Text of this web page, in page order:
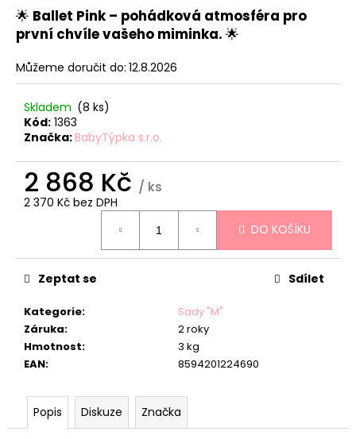
🌟 Ballet Pink – pohádková atmosféra pro
první chvíle vašeho miminka. 🌟
Můžeme doručit do: 12.8.2026
Skladem (8 ks)
Kód: 1363
Značka: BabyTýpka s.r.o.
2 868 Kč / ks
2 370 Kč bez DPH
DO KOŠÍKU
Kategorie:
Sady "M"
Záruka:
2 roky
Hmotnost:
3 kg
EAN: 8594201224690
Zeptat se Sdílet
Popis Diskuze Značka
HNÍZDEČKO
-
STARS